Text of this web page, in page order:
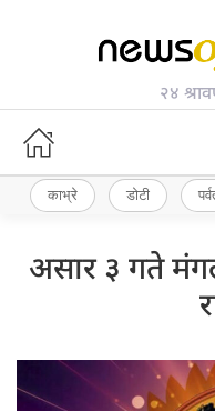
२४
काभ्रे डोटी
असार ३ गते